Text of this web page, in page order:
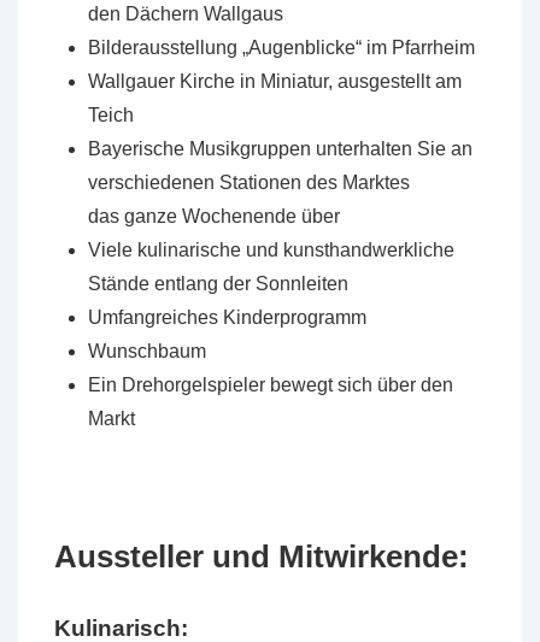
den Dächern Wallgaus
Bilderausstellung „Augenblicke“ im Pfarrheim
Wallgauer Kirche in Miniatur, ausgestellt am
Teich
Bayerische Musikgruppen unterhalten Sie an
verschiedenen Stationen des Marktes
das ganze Wochenende über
Viele kulinarische und kunsthandwerkliche
Stände entlang der Sonnleiten
Umfangreiches Kinderprogramm
Wunschbaum
Ein Drehorgelspieler bewegt sich über den
Markt
Aussteller und Mitwirkende:
Kulinarisch: